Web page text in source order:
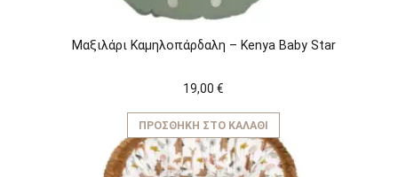
Μαξιλάρι Καμηλοπάρδαλη – Kenya Baby Star
19,00 €
ΠΡΟΣΘΉΚΗ ΣΤΟ ΚΑΛΆΘΙ